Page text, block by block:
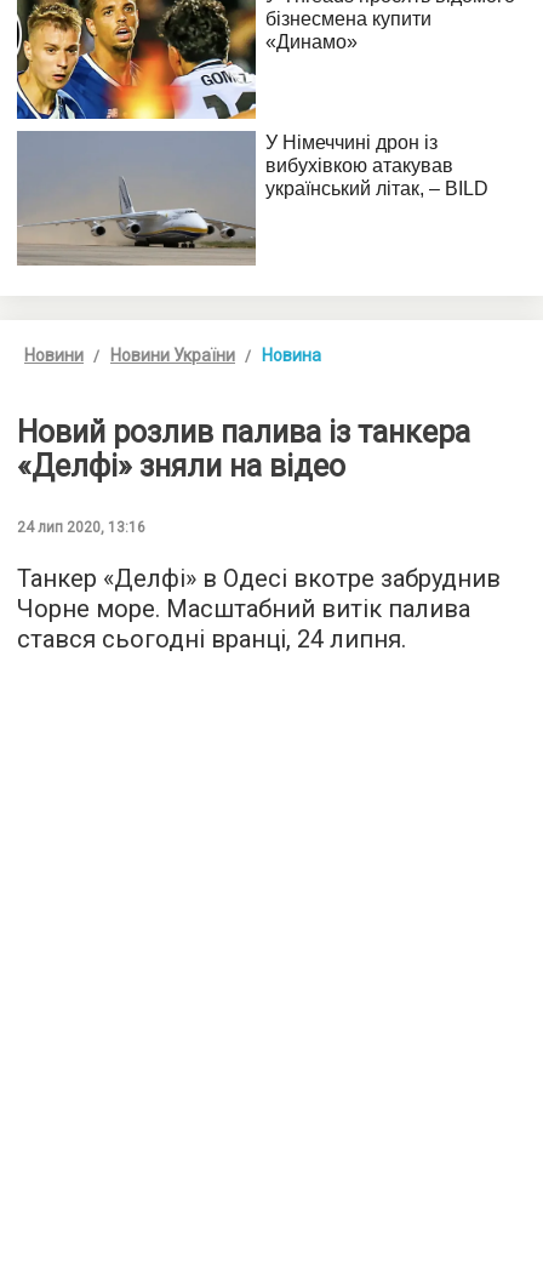
Новини Новини України Новина
Новий розлив палива із танкера
«Делфі» зняли на відео
24 лип 2020, 13:16
Танкер «Делфі» в Одесі вкотре забруднив
Чорне море. Масштабний витік палива
стався сьогодні вранці, 24 липня.